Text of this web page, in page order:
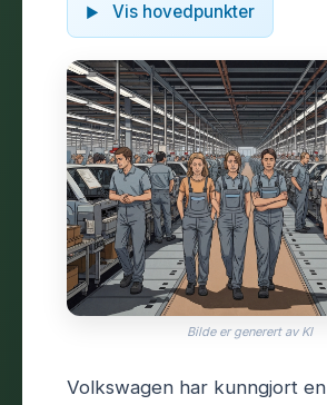
Vis hovedpunkter
Bilde er generert av KI
Volkswagen har kunngjort en